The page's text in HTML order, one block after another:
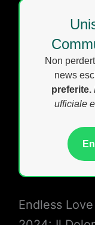
Non
news
preferite.
ufficiale
Endless